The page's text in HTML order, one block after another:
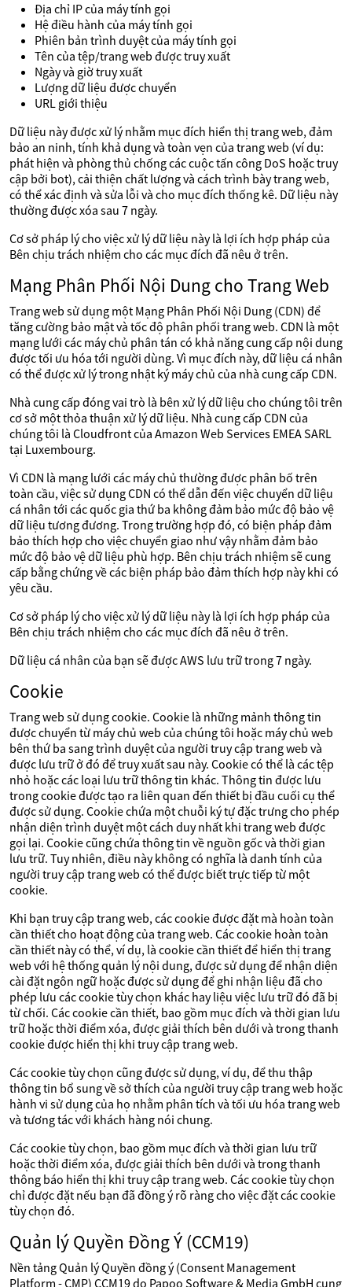
Địa chỉ IP của máy tính gọi
Hệ điều hành của máy tính gọi
Phiên bản trình duyệt của máy tính gọi
Tên của tệp/trang web được truy xuất
Ngày và giờ truy xuất
Lượng dữ liệu được chuyển
URL giới thiệu
Dữ liệu này được xử lý nhằm mục đích hiển thị trang web, đảm
bảo an ninh, tính khả dụng và toàn vẹn của trang web (ví dụ:
phát hiện và phòng thủ chống các cuộc tấn công DoS hoặc truy
cập bởi bot), cải thiện chất lượng và cách trình bày trang web,
có thể xác định và sửa lỗi và cho mục đích thống kê. Dữ liệu này
thường được xóa sau 7 ngày.
Cơ sở pháp lý cho việc xử lý dữ liệu này là lợi ích hợp pháp của
Bên chịu trách nhiệm cho các mục đích đã nêu ở trên.
Mạng Phân Phối Nội Dung cho Trang Web
Trang web sử dụng một Mạng Phân Phối Nội Dung (CDN) để
tăng cường bảo mật và tốc độ phân phối trang web. CDN là một
mạng lưới các máy chủ phân tán có khả năng cung cấp nội dung
được tối ưu hóa tới người dùng. Vì mục đích này, dữ liệu cá nhân
có thể được xử lý trong nhật ký máy chủ của nhà cung cấp CDN.
Nhà cung cấp đóng vai trò là bên xử lý dữ liệu cho chúng tôi trên
cơ sở một thỏa thuận xử lý dữ liệu. Nhà cung cấp CDN của
chúng tôi là Cloudfront của Amazon Web Services EMEA SARL
tại Luxembourg.
Vì CDN là mạng lưới các máy chủ thường được phân bố trên
toàn cầu, việc sử dụng CDN có thể dẫn đến việc chuyển dữ liệu
cá nhân tới các quốc gia thứ ba không đảm bảo mức độ bảo vệ
dữ liệu tương đương. Trong trường hợp đó, có biện pháp đảm
bảo thích hợp cho việc chuyển giao như vậy nhằm đảm bảo
mức độ bảo vệ dữ liệu phù hợp. Bên chịu trách nhiệm sẽ cung
cấp bằng chứng về các biện pháp bảo đảm thích hợp này khi có
yêu cầu.
Cơ sở pháp lý cho việc xử lý dữ liệu này là lợi ích hợp pháp của
Bên chịu trách nhiệm cho các mục đích đã nêu ở trên.
Dữ liệu cá nhân của bạn sẽ được AWS lưu trữ trong 7 ngày.
Cookie
Trang web sử dụng cookie. Cookie là những mảnh thông tin
được chuyển từ máy chủ web của chúng tôi hoặc máy chủ web
bên thứ ba sang trình duyệt của người truy cập trang web và
được lưu trữ ở đó để truy xuất sau này. Cookie có thể là các tệp
nhỏ hoặc các loại lưu trữ thông tin khác. Thông tin được lưu
trong cookie được tạo ra liên quan đến thiết bị đầu cuối cụ thể
được sử dụng. Cookie chứa một chuỗi ký tự đặc trưng cho phép
nhận diện trình duyệt một cách duy nhất khi trang web được
gọi lại. Cookie cũng chứa thông tin về nguồn gốc và thời gian
lưu trữ. Tuy nhiên, điều này không có nghĩa là danh tính của
người truy cập trang web có thể được biết trực tiếp từ một
cookie.
Khi bạn truy cập trang web, các cookie được đặt mà hoàn toàn
cần thiết cho hoạt động của trang web. Các cookie hoàn toàn
cần thiết này có thể, ví dụ, là cookie cần thiết để hiển thị trang
web với hệ thống quản lý nội dung, được sử dụng để nhận diện
cài đặt ngôn ngữ hoặc được sử dụng để ghi nhận liệu đã cho
phép lưu các cookie tùy chọn khác hay liệu việc lưu trữ đó đã bị
từ chối. Các cookie cần thiết, bao gồm mục đích và thời gian lưu
trữ hoặc thời điểm xóa, được giải thích bên dưới và trong thanh
cookie được hiển thị khi truy cập trang web.
Các cookie tùy chọn cũng được sử dụng, ví dụ, để thu thập
thông tin bổ sung về sở thích của người truy cập trang web hoặc
hành vi sử dụng của họ nhằm phân tích và tối ưu hóa trang web
và tương tác với khách hàng nói chung.
Các cookie tùy chọn, bao gồm mục đích và thời gian lưu trữ
hoặc thời điểm xóa, được giải thích bên dưới và trong thanh
thông báo hiển thị khi truy cập trang web. Các cookie tùy chọn
chỉ được đặt nếu bạn đã đồng ý rõ ràng cho việc đặt các cookie
tùy chọn đó.
Quản lý Quyền Đồng Ý (CCM19)
Nền tảng Quản lý Quyền đồng ý (Consent Management
Platform - CMP) CCM19 do Papoo Software & Media GmbH cung